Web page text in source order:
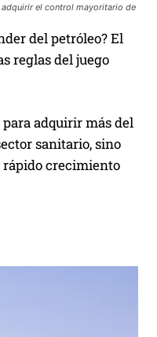
el control mayoritario de
del petróleo? El
reglas del juego
adquirir más del
sanitario, sino
rápido crecimiento